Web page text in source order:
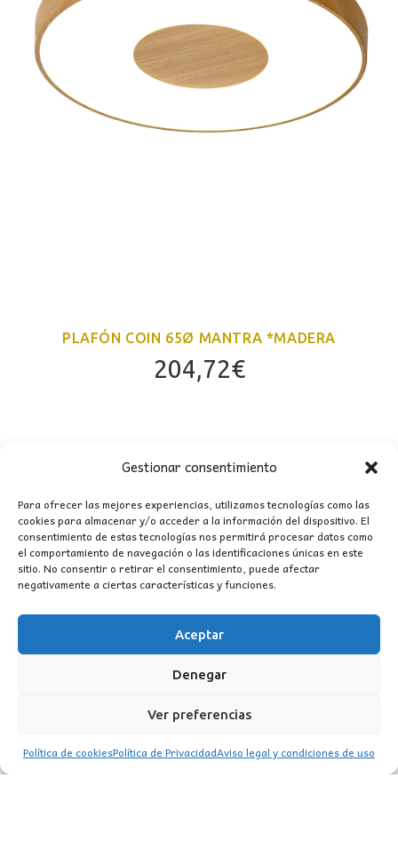
Gestionar consentimiento
Para ofrecer las mejores experiencias, utilizamos tecnologías como las
cookies para almacenar y/o acceder a la información del dispositivo. El
consentimiento de estas tecnologías nos permitirá procesar datos como
el comportamiento de navegación o las identificaciones únicas en este
sitio. No consentir o retirar el consentimiento, puede afectar
negativamente a ciertas características y funciones.
Aceptar
Denegar
Ver preferencias
Política de cookiesPolítica de PrivacidadAviso legal y condiciones de uso
PLAFÓN COIN 65Ø MANTRA *MADERA
204,72€
CONTACTO
Instagram